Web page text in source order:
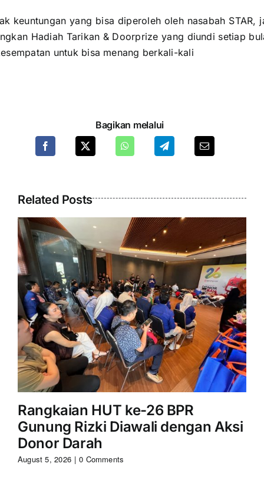
keuntungan yang bisa diperoleh oleh nasabah
Hadiah Tarikan & Doorprize yang diundi setiap
untuk bisa menang berkali-kali
Bagikan melalui
Related Posts
Rangkaian HUT ke-26 BPR
Gunung Rizki Diawali dengan Aksi
Donor Darah
August 5, 2026 | 0 Comments